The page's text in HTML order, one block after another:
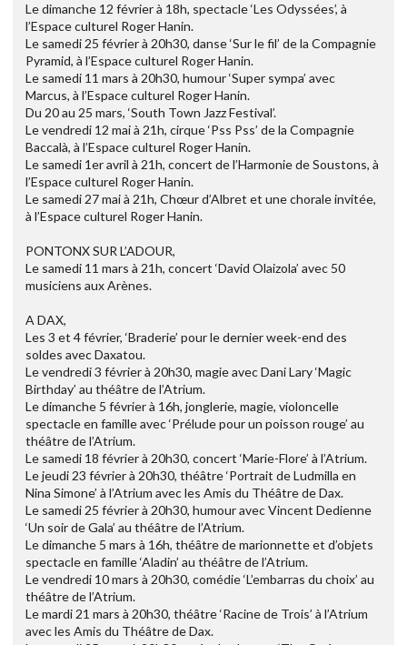
Le dimanche 12 février à 18h, spectacle ‘Les Odyssées’, à
l’Espace culturel Roger Hanin.
Le samedi 25 février à 20h30, danse ‘Sur le fil’ de la Compagnie
Pyramid, à l’Espace culturel Roger Hanin.
Le samedi 11 mars à 20h30, humour ‘Super sympa’ avec
Marcus, à l’Espace culturel Roger Hanin.
Du 20 au 25 mars, ‘South Town Jazz Festival’.
Le vendredi 12 mai à 21h, cirque ‘Pss Pss’ de la Compagnie
Baccalà, à l’Espace culturel Roger Hanin.
Le samedi 1er avril à 21h, concert de l’Harmonie de Soustons, à
l’Espace culturel Roger Hanin.
Le samedi 27 mai à 21h, Chœur d’Albret et une chorale invitée,
à l’Espace culturel Roger Hanin.
PONTONX SUR L’ADOUR,
Le samedi 11 mars à 21h, concert ‘David Olaizola’ avec 50
musiciens aux Arènes.
A DAX,
Les 3 et 4 février, ‘Braderie’ pour le dernier week-end des
soldes avec Daxatou.
Le vendredi 3 février à 20h30, magie avec Dani Lary ‘Magic
Birthday’ au théâtre de l’Atrium.
Le dimanche 5 février à 16h, jonglerie, magie, violoncelle
spectacle en famille avec ‘Prélude pour un poisson rouge’ au
théâtre de l’Atrium.
Le samedi 18 février à 20h30, concert ‘Marie-Flore’ à l’Atrium.
Le jeudi 23 février à 20h30, théâtre ‘Portrait de Ludmilla en
Nina Simone’ à l’Atrium avec les Amis du Théâtre de Dax.
Le samedi 25 février à 20h30, humour avec Vincent Dedienne
‘Un soir de Gala’ au théâtre de l’Atrium.
Le dimanche 5 mars à 16h, théâtre de marionnette et d’objets
spectacle en famille ‘Aladin’ au théâtre de l’Atrium.
Le vendredi 10 mars à 20h30, comédie ‘L’embarras du choix’ au
théâtre de l’Atrium.
Le mardi 21 mars à 20h30, théâtre ‘Racine de Trois’ à l’Atrium
avec les Amis du Théâtre de Dax.